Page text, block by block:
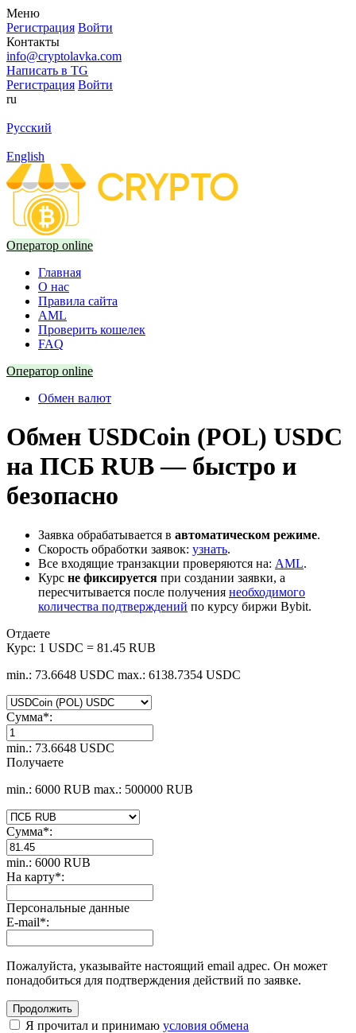
Меню
Регистрация Войти
Контакты
info@cryptolavka.com
Написать в TG
Регистрация Войти
ru
Русский
English
Оператор online
Главная
О нас
Правила сайта
AML
Проверить кошелек
FAQ
Оператор online
Обмен валют
Обмен USDCoin (POL) USDC
на ПСБ RUB — быстро и
безопасно
Заявка обрабатывается в автоматическом режиме.
Скорость обработки заявок: узнать.
Все входящие транзакции проверяются на: AML.
Курс не фиксируется при создании заявки, а
пересчитывается после получения необходимого
количества подтверждений по курсу биржи Bybit.
Отдаете
Курс: 1 USDC = 81.45 RUB
min.: 73.6648 USDC max.: 6138.7354 USDC
Сумма*:
min.: 73.6648 USDC
Получаете
min.: 6000 RUB max.: 500000 RUB
Сумма*:
min.: 6000 RUB
На карту*:
Персональные данные
E-mail*:
Пожалуйста, указывайте настоящий email адрес. Он может
понадобиться для подтверждения действий по заявке.
Я прочитал и принимаю условия обмена